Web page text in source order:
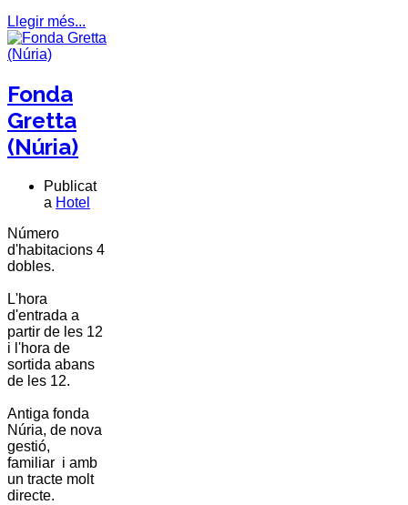
Llegir més...
Fonda
Gretta
(Núria)
Publicat
a Hotel
Número
d'habitacions 4
dobles.
L'hora
d'entrada a
partir de les 12
i l'hora de
sortida abans
de les 12.
Antiga fonda
Núria, de nova
gestió,
familiar i amb
un tracte molt
directe.